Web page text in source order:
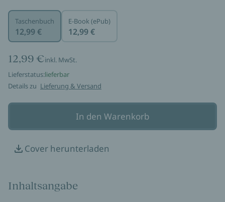
Taschenbuch
12,99 €
E-Book (ePub)
12,99 €
12,99 €inkl. MwSt.
Lieferstatus:lieferbar
Details zu Lieferung & Versand
In den Warenkorb
Cover herunterladen
Inhaltsangabe